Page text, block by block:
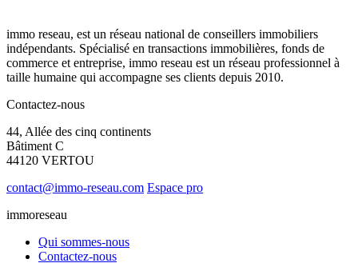
immo reseau, est un réseau national de conseillers immobiliers
indépendants. Spécialisé en transactions immobilières, fonds de
commerce et entreprise, immo reseau est un réseau professionnel à
taille humaine qui accompagne ses clients depuis 2010.
Contactez-nous
44, Allée des cinq continents
Bâtiment C
44120 VERTOU
contact@immo-reseau.com Espace pro
immoreseau
Qui sommes-nous
Contactez-nous